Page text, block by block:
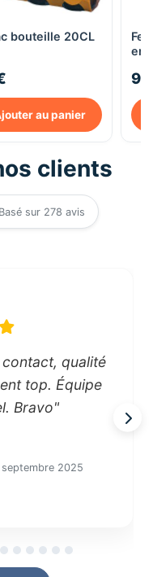
bouteille 20CL
au panier
en
clients
Basé sur 278 avis
contact, qualité
top. Équipe
Bravo"
2025